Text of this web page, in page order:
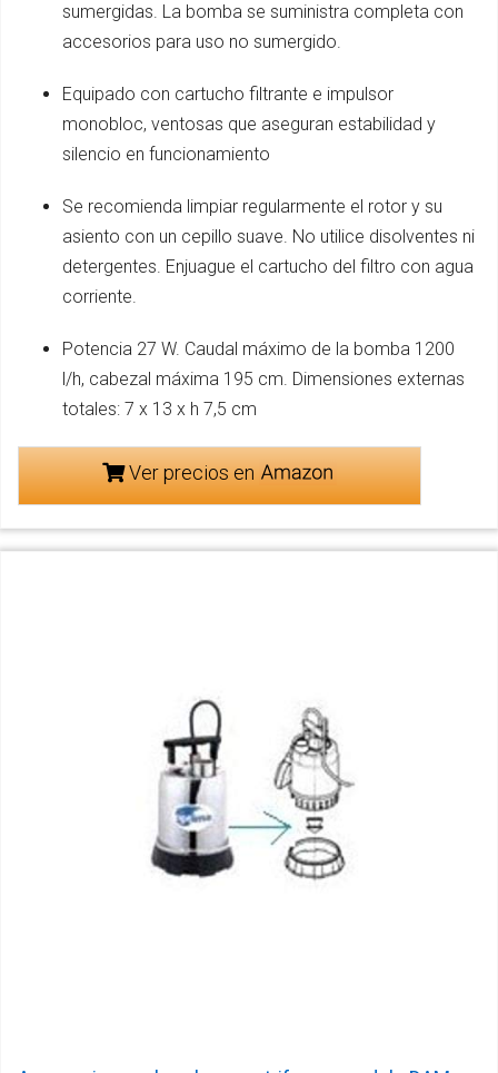
sumergidas. La bomba se suministra completa con
accesorios para uso no sumergido.
Equipado con cartucho filtrante e impulsor
monobloc, ventosas que aseguran estabilidad y
silencio en funcionamiento
Se recomienda limpiar regularmente el rotor y su
asiento con un cepillo suave. No utilice disolventes ni
detergentes. Enjuague el cartucho del filtro con agua
corriente.
Potencia 27 W. Caudal máximo de la bomba 1200
l/h, cabezal máxima 195 cm. Dimensiones externas
totales: 7 x 13 x h 7,5 cm
Ver precios en